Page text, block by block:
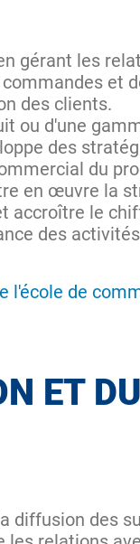
gérant les
et
des clients.
ou d'une
des
du
en œuvre la
accroître le
des
l'école de
ET DU
diffusion des